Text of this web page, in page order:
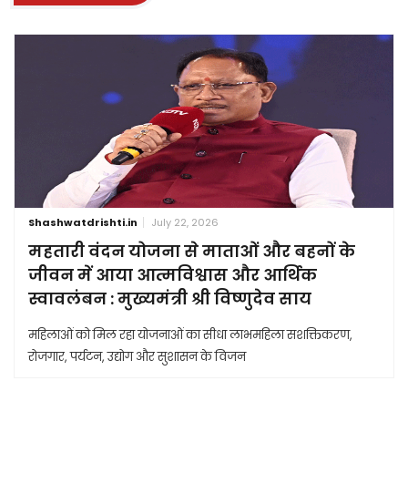
Shashwatdrishti.in July 22, 2026
महतारी वंदन योजना से माताओं और बहनों के
जीवन में आया आत्मविश्वास और आर्थिक
स्वावलंबन : मुख्यमंत्री श्री विष्णुदेव साय
महिलाओं को मिल रहा योजनाओं का सीधा लाभमहिला सशक्तिकरण,
रोजगार, पर्यटन, उद्योग और सुशासन के विजन